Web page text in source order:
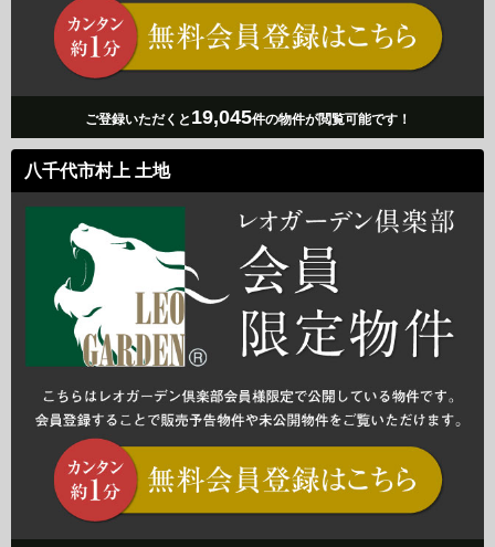
ご登録いただくと 19,045件の物件が閲覧可能です！
八千代市村上 土地